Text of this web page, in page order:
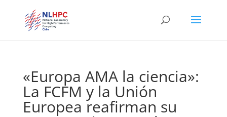
«Europa AMA la ciencia»:
La FCFM y la Unión
Europea reafirman su